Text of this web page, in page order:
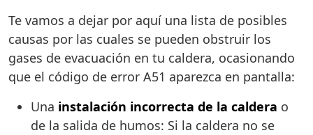
Te vamos a dejar por aquí una lista de posibles
causas por las cuales se pueden obstruir los
gases de evacuación en tu caldera, ocasionando
que el código de error A51 aparezca en pantalla:
Una instalación incorrecta de la caldera o
de la salida de humos: Si la caldera no se